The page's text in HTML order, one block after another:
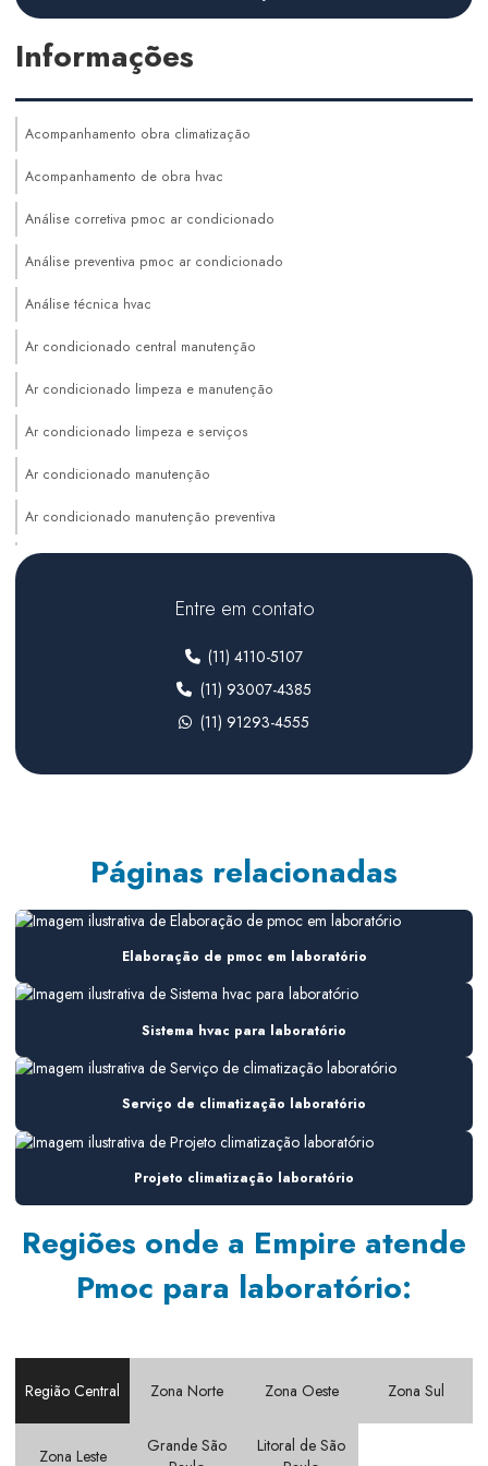
Informações
Acompanhamento obra climatização
Acompanhamento de obra hvac
Análise corretiva pmoc ar condicionado
Análise preventiva pmoc ar condicionado
Análise técnica hvac
Ar condicionado central manutenção
Ar condicionado limpeza e manutenção
Ar condicionado limpeza e serviços
Ar condicionado manutenção
Ar condicionado manutenção preventiva
Auditoria de sistemas hvac
Climatização de ambientes comerciais
Climatização de ambientes industriais
Climatização para farmacêutica
Climatização para indústria
Climatização para laboratórios farmacêuticos
Consultoria em ar condicionado
Consultoria em climatização
Consultoria em climatização industrial
Consultoria hvac
Consultoria instalação hvac
Consultoria manutenção hvac
Consultoria em sistemas de ar condicionado
Consultoria em sistemas de climatização
Elaboração de pmoc
Entre em contato
(11) 4110-5107
(11) 93007-4385
(11) 91293-4555
Páginas relacionadas
Elaboração de pmoc em laboratório
Sistema hvac para laboratório
Serviço de climatização laboratório
Projeto climatização laboratório
Regiões onde a Empire atende
Pmoc para laboratório:
Região Central Zona Norte Zona Oeste Zona Sul
Zona Leste
Grande São
Litoral de São